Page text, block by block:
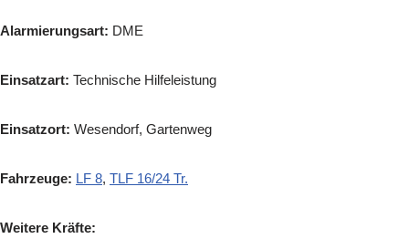
Alarmierungsart: DME
Einsatzart: Technische Hilfeleistung
Einsatzort: Wesendorf, Gartenweg
Fahrzeuge: LF 8, TLF 16/24 Tr.
Weitere Kräfte: